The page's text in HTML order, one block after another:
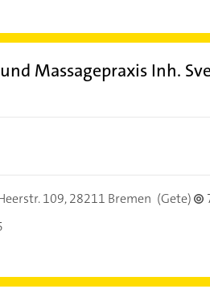
Massagepraxis Inh.
109,28211 Bremen (Gete)